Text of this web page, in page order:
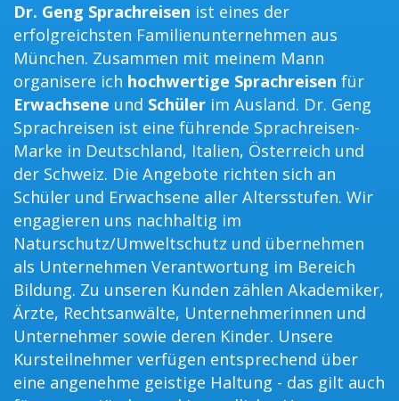
Dr. Geng Sprachreisen ist eines der
erfolgreichsten Familienunternehmen aus
München. Zusammen mit meinem Mann
organisere ich hochwertige Sprachreisen für
Erwachsene und Schüler im Ausland. Dr. Geng
Sprachreisen ist eine führende Sprachreisen-
Marke in Deutschland, Italien, Österreich und
der Schweiz. Die Angebote richten sich an
Schüler und Erwachsene aller Altersstufen. Wir
engagieren uns nachhaltig im
Naturschutz/Umweltschutz und übernehmen
als Unternehmen Verantwortung im Bereich
Bildung. Zu unseren Kunden zählen Akademiker,
Ärzte, Rechtsanwälte, Unternehmerinnen und
Unternehmer sowie deren Kinder. Unsere
Kursteilnehmer verfügen entsprechend über
eine angenehme geistige Haltung - das gilt auch